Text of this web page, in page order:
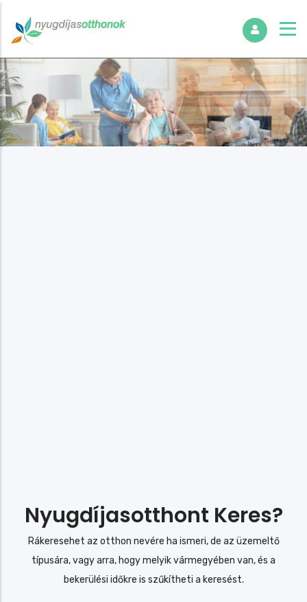
Nyugdíjasotthont Keres?
Rákeresehet az otthon nevére ha ismeri, de az üzemeltő
típusára, vagy arra, hogy melyik vármegyében van, és a
bekerülési időkre is szűkítheti a keresést.